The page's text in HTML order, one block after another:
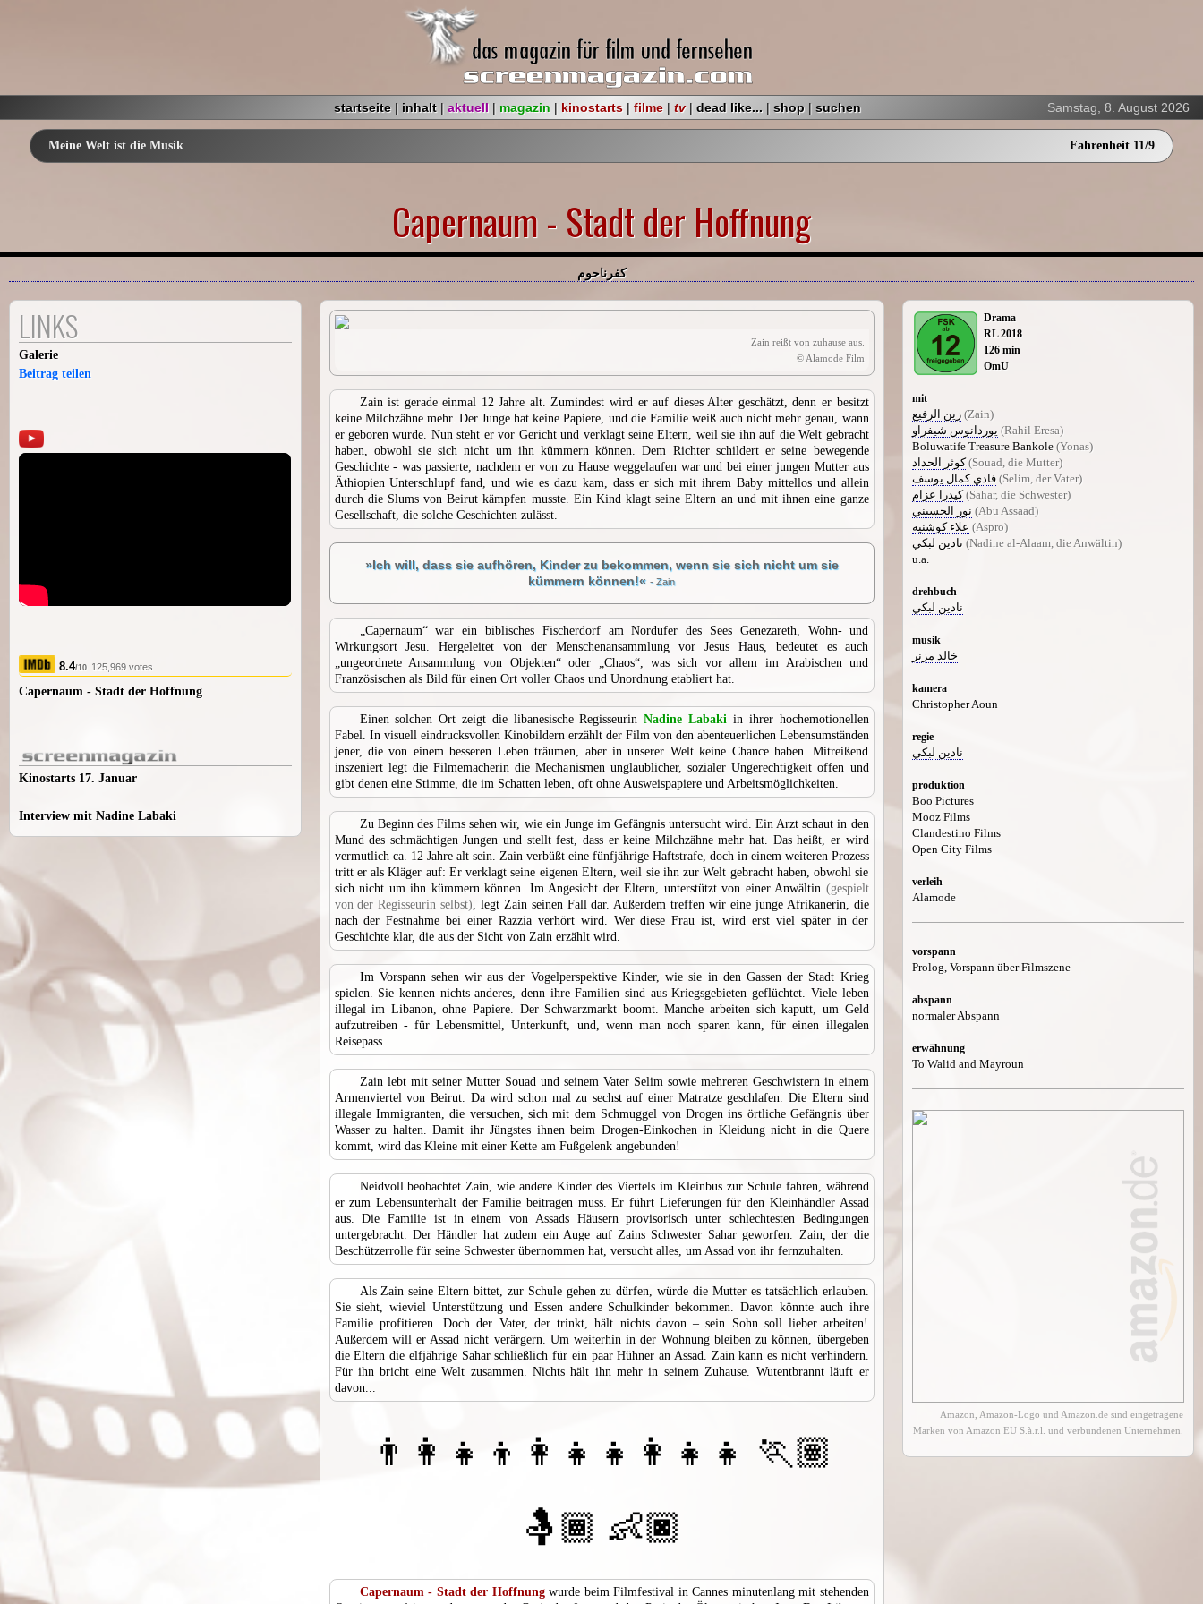
startseite| inhalt| aktuell| magazin| kinostarts| filme| tv| dead like... | shop| suchen Samstag, 8. August 2026
Meine Welt ist die Musik Fahrenheit 11/9
Capernaum - Stadt der Hoffnung
کفرناحوم
Zain reißt von zuhause aus.
© Alamode Film
Zain ist gerade einmal 12 Jahre alt. Zumindest wird er auf dieses Alter geschätzt, denn er besitzt
keine Milchzähne mehr. Der Junge hat keine Papiere, und die Familie weiß auch nicht mehr genau, wann
er geboren wurde. Nun steht er vor Gericht und verklagt seine Eltern, weil sie ihn auf die Welt gebracht
haben, obwohl sie sich nicht um ihn kümmern können. Dem Richter schildert er seine bewegende
Geschichte - was passierte, nachdem er von zu Hause weggelaufen war und bei einer jungen Mutter aus
Äthiopien Unterschlupf fand, und wie es dazu kam, dass er sich mit ihrem Baby mittellos und allein
durch die Slums von Beirut kämpfen musste. Ein Kind klagt seine Eltern an und mit ihnen eine ganze
Gesellschaft, die solche Geschichten zulässt.
»Ich will, dass sie aufhören, Kinder zu bekommen, wenn sie sich nicht um sie
kümmern können!« - Zain
„Capernaum“ war ein biblisches Fischerdorf am Nordufer des Sees Genezareth, Wohn- und
Wirkungsort Jesu. Hergeleitet von der Menschenansammlung vor Jesus Haus, bedeutet es auch
„ungeordnete Ansammlung von Objekten“ oder „Chaos“, was sich vor allem im Arabischen und
Französischen als Bild für einen Ort voller Chaos und Unordnung etabliert hat.
Einen solchen Ort zeigt die libanesische RegisseurinNadine Labaki in ihrer hochemotionellen
Fabel. In visuell eindrucksvollen Kinobildern erzählt der Film von den abenteuerlichen Lebensumständen
jener, die von einem besseren Leben träumen, aber in unserer Welt keine Chance haben. Mitreißend
inszeniert legt die Filmemacherin die Mechanismen unglaublicher, sozialer Ungerechtigkeit offen und
gibt denen eine Stimme, die im Schatten leben, oft ohne Ausweispapiere und Arbeitsmöglichkeiten.
Zu Beginn des Films sehen wir, wie ein Junge im Gefängnis untersucht wird. Ein Arzt schaut in den
Mund des schmächtigen Jungen und stellt fest, dass er keine Milchzähne mehr hat. Das heißt, er wird
vermutlich ca. 12 Jahre alt sein. Zain verbüßt eine fünfjährige Haftstrafe, doch in einem weiteren Prozess
tritt er als Kläger auf: Er verklagt seine eigenen Eltern, weil sie ihn zur Welt gebracht haben, obwohl sie
sich nicht um ihn kümmern können. Im Angesicht der Eltern, unterstützt von einer Anwältin (gespielt
von der Regisseurin selbst), legt Zain seinen Fall dar. Außerdem treffen wir eine junge Afrikanerin, die
nach der Festnahme bei einer Razzia verhört wird. Wer diese Frau ist, wird erst viel später in der
Geschichte klar, die aus der Sicht von Zain erzählt wird.
Im Vorspann sehen wir aus der Vogelperspektive Kinder, wie sie in den Gassen der Stadt Krieg
spielen. Sie kennen nichts anderes, denn ihre Familien sind aus Kriegsgebieten geflüchtet. Viele leben
illegal im Libanon, ohne Papiere. Der Schwarzmarkt boomt. Manche arbeiten sich kaputt, um Geld
aufzutreiben - für Lebensmittel, Unterkunft, und, wenn man noch sparen kann, für einen illegalen
Reisepass.
Zain lebt mit seiner Mutter Souad und seinem Vater Selim sowie mehreren Geschwistern in einem
Armenviertel von Beirut. Da wird schon mal zu sechst auf einer Matratze geschlafen. Die Eltern sind
illegale Immigranten, die versuchen, sich mit dem Schmuggel von Drogen ins örtliche Gefängnis über
Wasser zu halten. Damit ihr Jüngstes ihnen beim Drogen-Einkochen in Kleidung nicht in die Quere
kommt, wird das Kleine mit einer Kette am Fußgelenk angebunden!
Neidvoll beobachtet Zain, wie andere Kinder des Viertels im Kleinbus zur Schule fahren, während
er zum Lebensunterhalt der Familie beitragen muss. Er führt Lieferungen für den Kleinhändler Assad
aus. Die Familie ist in einem von Assads Häusern provisorisch unter schlechtesten Bedingungen
untergebracht. Der Händler hat zudem ein Auge auf Zains Schwester Sahar geworfen. Zain, der die
Beschützerrolle für seine Schwester übernommen hat, versucht alles, um Assad von ihr fernzuhalten.
Als Zain seine Eltern bittet, zur Schule gehen zu dürfen, würde die Mutter es tatsächlich erlauben.
Sie sieht, wieviel Unterstützung und Essen andere Schulkinder bekommen. Davon könnte auch ihre
Familie profitieren. Doch der Vater, der trinkt, hält nichts davon – sein Sohn soll lieber arbeiten!
Außerdem will er Assad nicht verärgern. Um weiterhin in der Wohnung bleiben zu können, übergeben
die Eltern die elfjährige Sahar schließlich für ein paar Hühner an Assad. Zain kann es nicht verhindern.
Für ihn bricht eine Welt zusammen. Nichts hält ihn mehr in seinem Zuhause. Wutentbrannt läuft er
davon...
👨‍👩‍👧‍👦👩‍👧‍👧👩‍👧‍👧 🏃🏽
🤱🏾 👶🏿
Capernaum - Stadt der Hoffnungwurde beim Filmfestival in Cannes minutenlang mit stehenden
Drama
RL 2018
126 min
OmU
mit
زين الرفيع (Zain)
يوردانوس شيفراو (Rahil Eresa)
Boluwatife Treasure Bankole (Yonas)
كوثر الحداد (Souad, die Mutter)
فادي كمال يوسف (Selim, der Vater)
كيدرا عزام (Sahar, die Schwester)
نور الحسيني (Abu Assaad)
علاء كوشنيه (Aspro)
نادين لبكي (Nadine al-Alaam, die Anwältin)
u.a.
drehbuch
نادين لبكي
musik
خالد مزنر
kamera
Christopher Aoun
regie
نادين لبكي
produktion
Boo Pictures
Mooz Films
Clandestino Films
Open City Films
verleih
Alamode
vorspann
Prolog, Vorspann über Filmszene
abspann
normaler Abspann
erwähnung
To Walid and Mayroun
Amazon, Amazon-Logo und Amazon.de sind eingetragene
Marken von Amazon EU S.à.r.l. und verbundenen Unternehmen.
LINKS
Galerie
Beitrag teilen
8.4/10 125,969 votes
Capernaum - Stadt der Hoffnung
Kinostarts 17. Januar
Interview mit Nadine Labaki